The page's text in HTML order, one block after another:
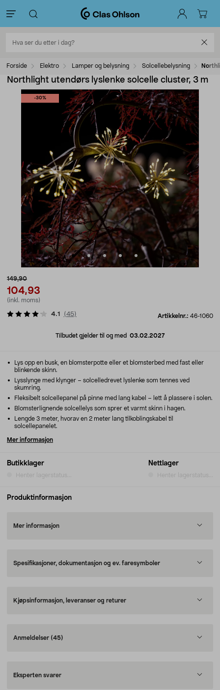
Forside Elektro Lamper og belysning Solcellebelysning
Northlight utendørs lyslenke solcelle cluster, 3 m
-30%
149,90
104,93
(inkl. moms)
Artikkelnr.: 46-1060
4.1 (45)
Tilbudet gjelder til og med 03.02.2027
Butikklager
Henter lagerstatus...
Nettlager
Henter lagerstatus...
Lys opp en busk, en blomsterpotte eller et blomsterbed med fast eller
blinkende skinn.
Lysslynge med klynger – solcelledrevet lyslenke som tennes ved
skumring.
Fleksibelt solcellepanel på pinne med lang kabel – lett å plassere i solen.
Blomsterlignende solcellelys som sprer et varmt skinn i hagen.
Lengde 3 meter, hvorav en 2 meter lang tilkoblingskabel til
solcellepanelet.
Mer informasjon
Produktinformasjon
Mer informasjon
Spesifikasjoner, dokumentasjon og ev. faresymboler
Kjøpsinformasjon, leveranser og returer
Anmeldelser (45)
Eksperten svarer